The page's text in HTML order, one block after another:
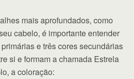
mais aprofundados, como
cabelo, é importante entender
e três cores secundárias
si e formam a chamada Estrela
a coloração: